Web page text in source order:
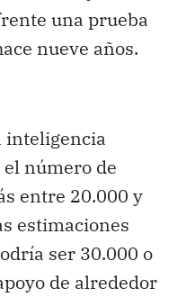
una prueba
nueve años.
inteligencia
número de
entre 20.000 y
estimaciones
ser 30.000 o
de alrededor